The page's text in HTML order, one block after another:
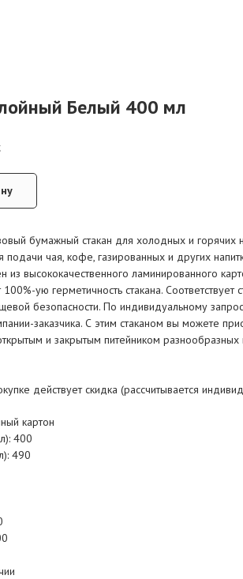
Белый 400 мл
бумажный стакан для холодных и горячих
чая, кофе, газированных и других
из высококачественного ламинированного
ую герметичность стакана. Соответствует
безопасности. По индивидуальному
заказчика. С этим стаканом вы можете
и закрытым питейником разнообразных
действует скидка (рассчитывается
картон
400
490